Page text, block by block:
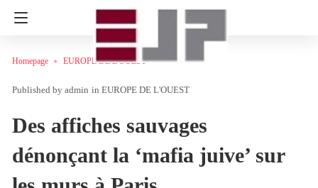
Homepage EUROPE DE L'OUEST
admin in EUROPE DE L'OUEST
Des affiches sauvages
dénonçant la ‘mafia juive’ sur